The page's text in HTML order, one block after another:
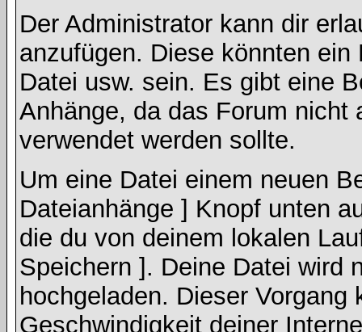
Der Administrator kann dir
anzufügen. Diese könnten
Datei usw. sein. Es gibt eine
Anhänge, da das Forum nicht
verwendet werden sollte.
Um eine Datei einem neuen
Dateianhänge ] Knopf unten
die du von deinem lokalen
Speichern ]. Deine Datei wird
hochgeladen. Dieser Vorgang
Geschwindigkeit deiner